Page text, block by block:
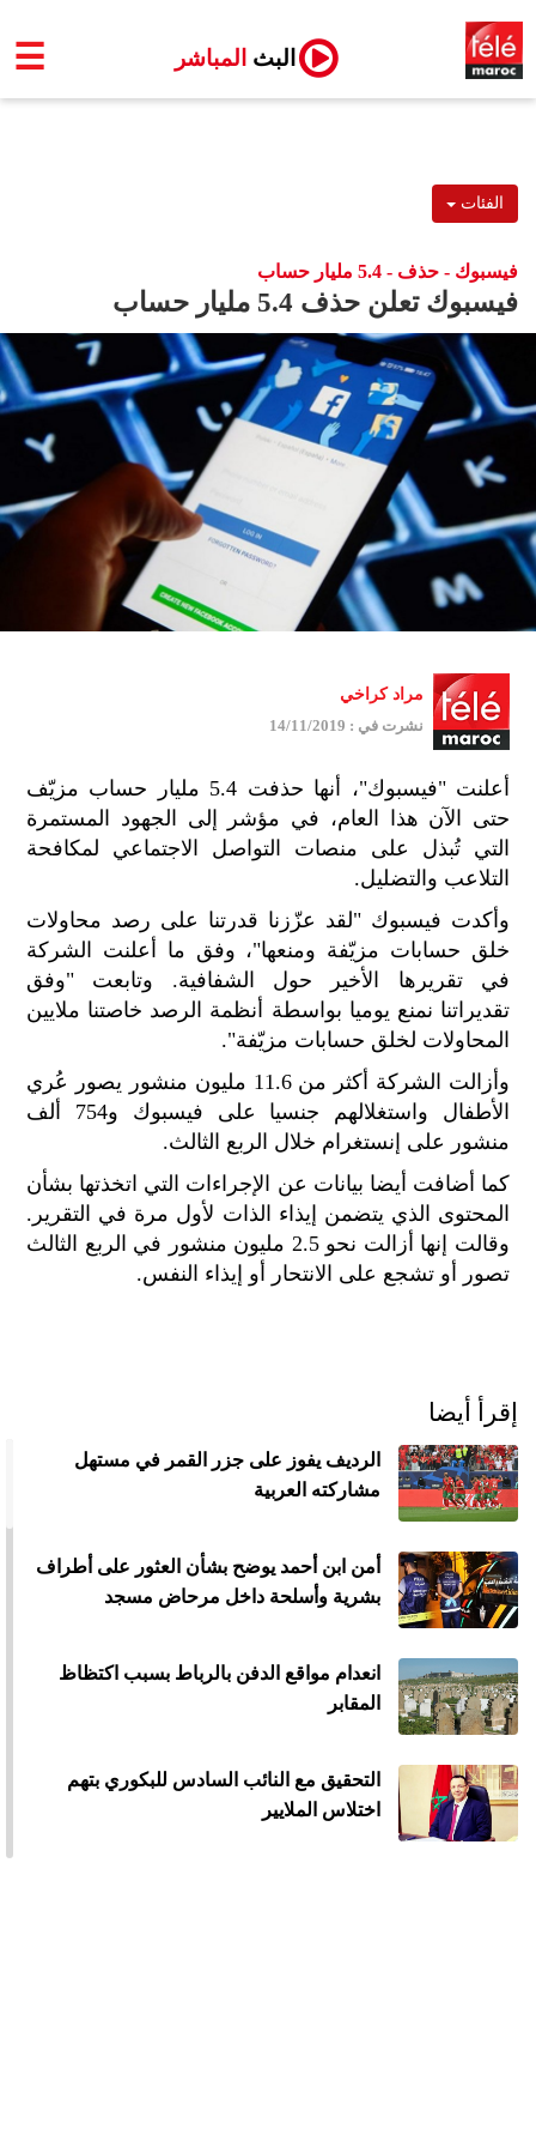
☰ البث المباشر
الفئات
فيسبوك - حذف - 5.4 مليار حساب
فيسبوك تعلن حذف 5.4 مليار حساب
مراد كراخي
نشرت في : 14/11/2019
أعلنت "فيسبوك"، أنها حذفت 5.4 مليار حساب مزيّف
حتى الآن هذا العام، في مؤشر إلى الجهود المستمرة
التي تُبذل على منصات التواصل الاجتماعي لمكافحة
التلاعب والتضليل.
وأكدت فيسبوك "لقد عزّزنا قدرتنا على رصد محاولات
خلق حسابات مزيّفة ومنعها"، وفق ما أعلنت الشركة
في تقريرها الأخير حول الشفافية. وتابعت "وفق
تقديراتنا نمنع يوميا بواسطة أنظمة الرصد خاصتنا ملايين
المحاولات لخلق حسابات مزيّفة".
وأزالت الشركة أكثر من 11.6 مليون منشور يصور عُري
الأطفال واستغلالهم جنسيا على فيسبوك و754 ألف
منشور على إنستغرام خلال الربع الثالث.
كما أضافت أيضا بيانات عن الإجراءات التي اتخذتها بشأن
المحتوى الذي يتضمن إيذاء الذات لأول مرة في التقرير.
وقالت إنها أزالت نحو 2.5 مليون منشور في الربع الثالث
تصور أو تشجع على الانتحار أو إيذاء النفس.
إقرأ أيضا
الرديف يفوز على جزر القمر في مستهل
مشاركته العربية
أمن ابن أحمد يوضح بشأن العثور على أطراف
بشرية وأسلحة داخل مرحاض مسجد
انعدام مواقع الدفن بالرباط بسبب اكتظاظ
المقابر
التحقيق مع النائب السادس للبكوري بتهم
اختلاس الملايير